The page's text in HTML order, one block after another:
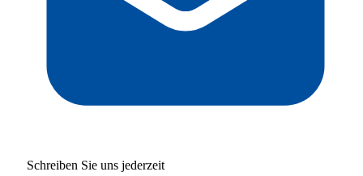
Schreiben Sie uns jederzeit